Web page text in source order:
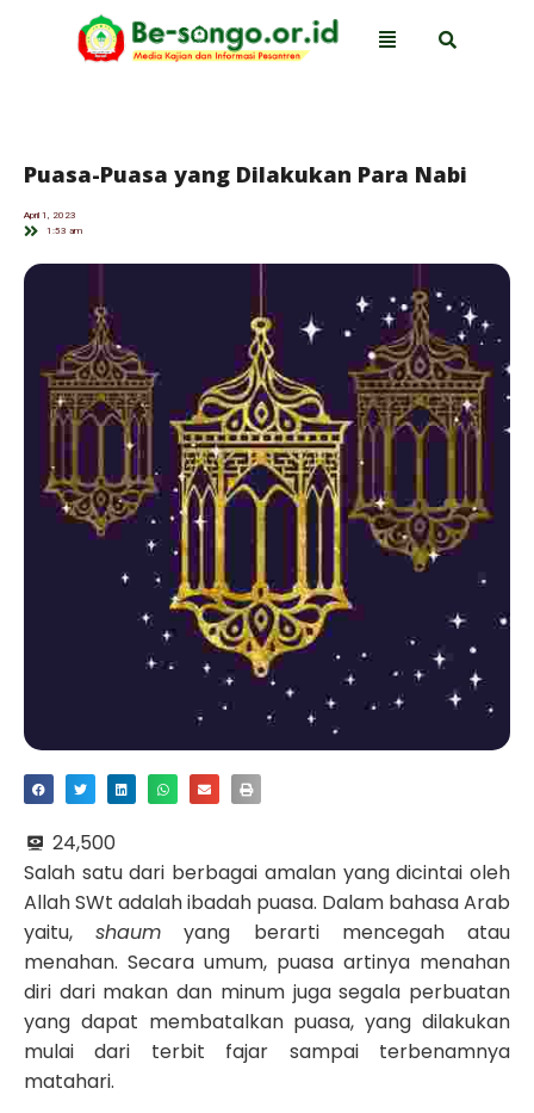
Puasa-Puasa yang Dilakukan Para Nabi
April 1, 2023
1:53 am
24,500
Salah satu dari berbagai amalan yang dicintai oleh
Allah SWt adalah ibadah puasa. Dalam bahasa Arab
yaitu,shaum yang berarti mencegah atau
menahan. Secara umum, puasa artinya menahan
diri dari makan dan minum juga segala perbuatan
yang dapat membatalkan puasa, yang dilakukan
mulai dari terbit fajar sampai terbenamnya
matahari.